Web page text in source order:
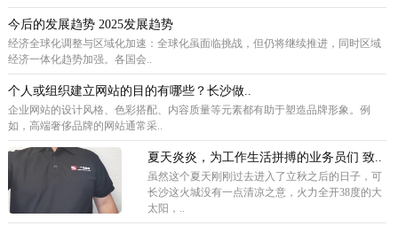
今后的发展趋势 2025发展趋势
经济全球化调整与区域化加速：全球化虽面临挑战，但仍将继续推进，同时区域
经济一体化趋势加强。各国会..
个人或组织建立网站的目的有哪些？长沙做..
企业网站的设计风格、色彩搭配、内容质量等元素都有助于塑造品牌形象。例
如，高端奢侈品牌的网站通常采..
夏天炎炎，为工作生活拼搏的业务员们 致..
虽然这个夏天刚刚过去进入了立秋之后的日子，可
长沙这火城没有一点清凉之意，火力全开38度的大
太阳，..